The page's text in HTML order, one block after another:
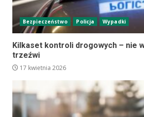
Bezpieczeństwo Policja Wypadki
Kilkaset kontroli drogowych – nie
trzeźwi
17 kwietnia 2026